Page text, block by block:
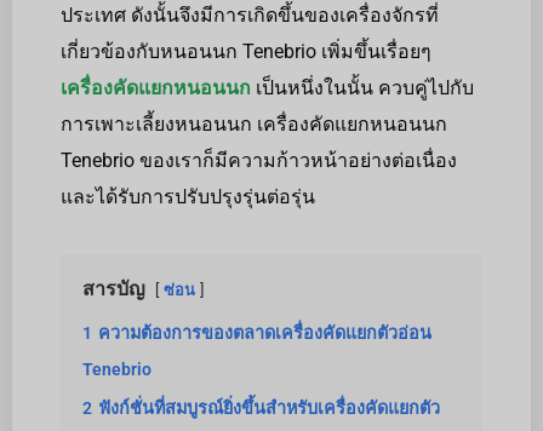
ประเทศ ดังนั้นจึงมีการเกิดขึ้นของเครื่องจักรที่
เกี่ยวข้องกับหนอนนก Tenebrio เพิ่มขึ้นเรื่อยๆ
เครื่องคัดแยกหนอนนก เป็นหนึ่งในนั้น ควบคู่ไปกับ
การเพาะเลี้ยงหนอนนก เครื่องคัดแยกหนอนนก
Tenebrio ของเราก็มีความก้าวหน้าอย่างต่อเนื่อง
และได้รับการปรับปรุงรุ่นต่อรุ่น
สารบัญ ซ่อน
1 ความต้องการของตลาดเครื่องคัดแยกตัวอ่อน
Tenebrio
2 ฟังก์ชั่นที่สมบูรณ์ยิ่งขึ้นสำหรับเครื่องคัดแยกตัว